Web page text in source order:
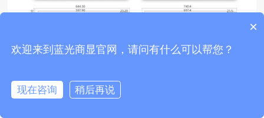
×
欢迎来到蓝光商显官网，请问有什么可以帮您？
现在咨询
稍后再说
拨打电话